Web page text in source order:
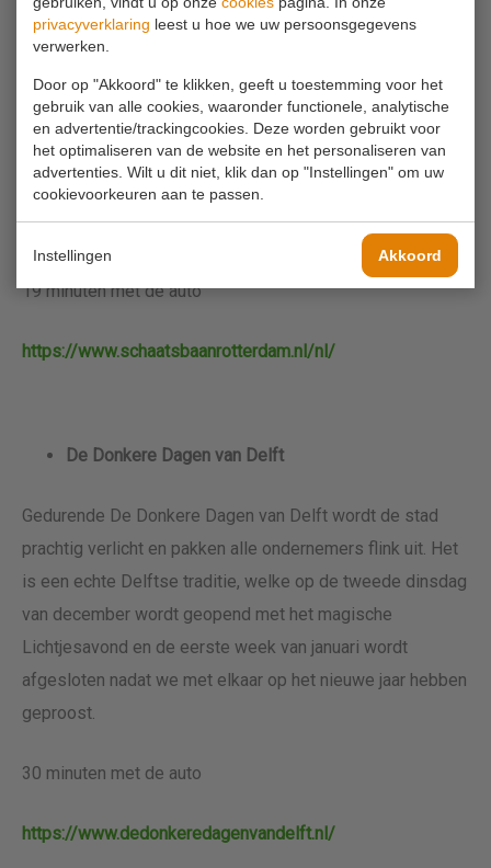
privacyverklaring leest u hoe we uw persoonsgegevens
verwerken.
Door op "Akkoord" te klikken, geeft u toestemming voor het
gebruik van alle cookies, waaronder functionele, analytische
en advertentie/trackingcookies. Deze worden gebruikt voor
het optimaliseren van de website en het personaliseren van
advertenties. Wilt u dit niet, klik dan op "Instellingen" om uw
cookievoorkeuren aan te passen.
Instellingen Akkoord
officiële ISU-afmetingen kunnen jonge talenten,
wedstrijdschaatsers terecht. De overdekte 1600m2
funbaan is onder meer geschikt voor beginnende
schaatsers, schoolschaatsen, kunstschaatsen en curling.
Rotterdam is weer een schaatsstad! Let op: je kan hier
19 minuten met de auto
https://www.schaatsbaanrotterdam.nl/nl/
De Donkere Dagen van Delft
Gedurende De Donkere Dagen van Delft wordt de stad
prachtig verlicht en pakken alle ondernemers flink uit. Het
is een echte Delftse traditie, welke op de tweede dinsdag
van december wordt geopend met het magische
Lichtjesavond en de eerste week van januari wordt
afgesloten nadat we met elkaar op het nieuwe jaar hebben
geproost.
30 minuten met de auto
https://www.dedonkeredagenvandelft.nl/